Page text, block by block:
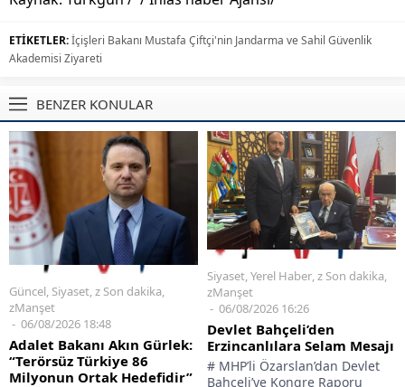
ETİKETLER:İçişleri Bakanı Mustafa Çiftçi'nin Jandarma ve Sahil Güvenlik
Akademisi Ziyareti
BENZER KONULAR
Güncel, Siyaset,z Son dakika,
zManşet
06/08/2026 18:48
Adalet Bakanı Akın Gürlek:
“Terörsüz Türkiye 86
Milyonun Ortak Hedefidir”
Siyaset,Yerel Haber,z Son dakika,
zManşet
06/08/2026 16:26
Devlet Bahçeli’den
Erzincanlılara Selam Mesajı
# MHP’li Özarslan’dan Devlet
Bahçeli’ye Kongre Raporu